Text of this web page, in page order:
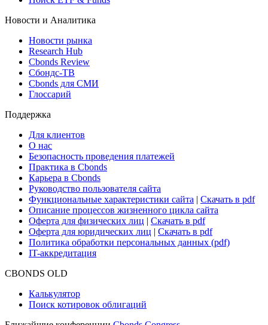
Новости и Аналитика
Новости рынка
Research Hub
Cbonds Review
Сбондс-ТВ
Cbonds для СМИ
Глоссарий
Поддержка
Для клиентов
О нас
Безопасность проведения платежей
Практика в Cbonds
Карьера в Cbonds
Руководство пользователя сайта
Функциональные характеристики сайта | Скачать в pdf
Описание процессов жизненного цикла сайта
Оферта для физических лиц | Скачать в pdf
Оферта для юридических лиц | Скачать в pdf
Политика обработки персональных данных (pdf)
IT-аккредитация
CBONDS OLD
Калькулятор
Поиск котировок облигаций